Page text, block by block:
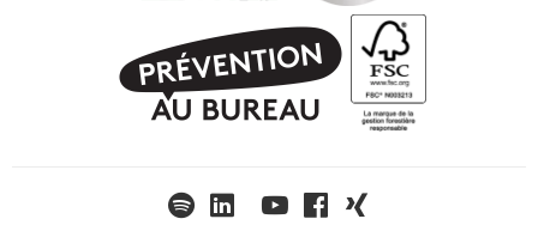
Protection des données
Paramètres de confidentialité